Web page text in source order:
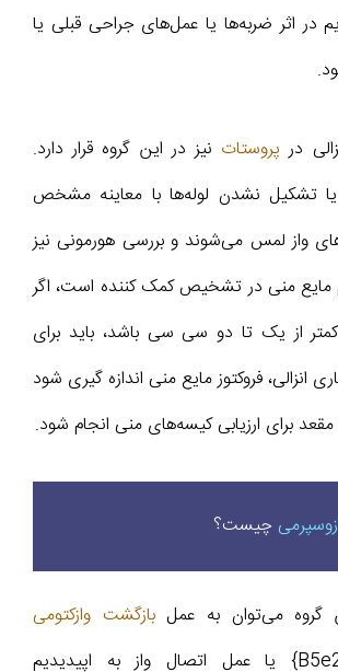
در اثر ضربه‌ها یا عمل‌های جراحی قبلی یا
در پروستات نیز در این گروه قرار دارد.
تشکیل نشدن لوله‌ها با معاینه مشخص
واز لمس می‌شوند و بررسی هورمونی نیز
منی در تشخیص کمک کننده است، اگر
از یک تا دو سی سی باشد، باید برای
انزالی، فروکتوز مایع منی اندازه گیری شود
مقعد برای ارزیابی کیسه‌های منی انجام شود.
چیست؟
گروه می‌توان به عملبازگشت وازکتومی
{هایپرلینک به B5e2} یا عمل اتصال واز به اپیدیدیم